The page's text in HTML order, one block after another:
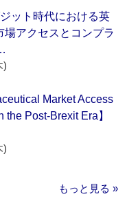
ット時代における英
場アクセスとコンプラ
)
Market Access
Post-Brexit Era】
)
もっと見る »